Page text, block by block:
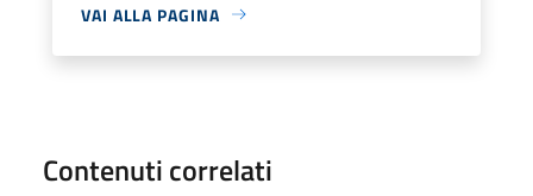
VAI ALLA PAGINA
Contenuti correlati